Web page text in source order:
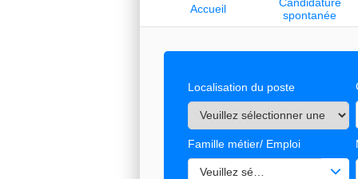
Accueil
Candidature
spontanée
Localisation du poste
Famille métier/ Emploi
Veuillez sélectionner une ou